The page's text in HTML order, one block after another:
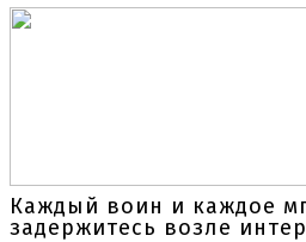
Каждый воин и каждое
задержитесь возле